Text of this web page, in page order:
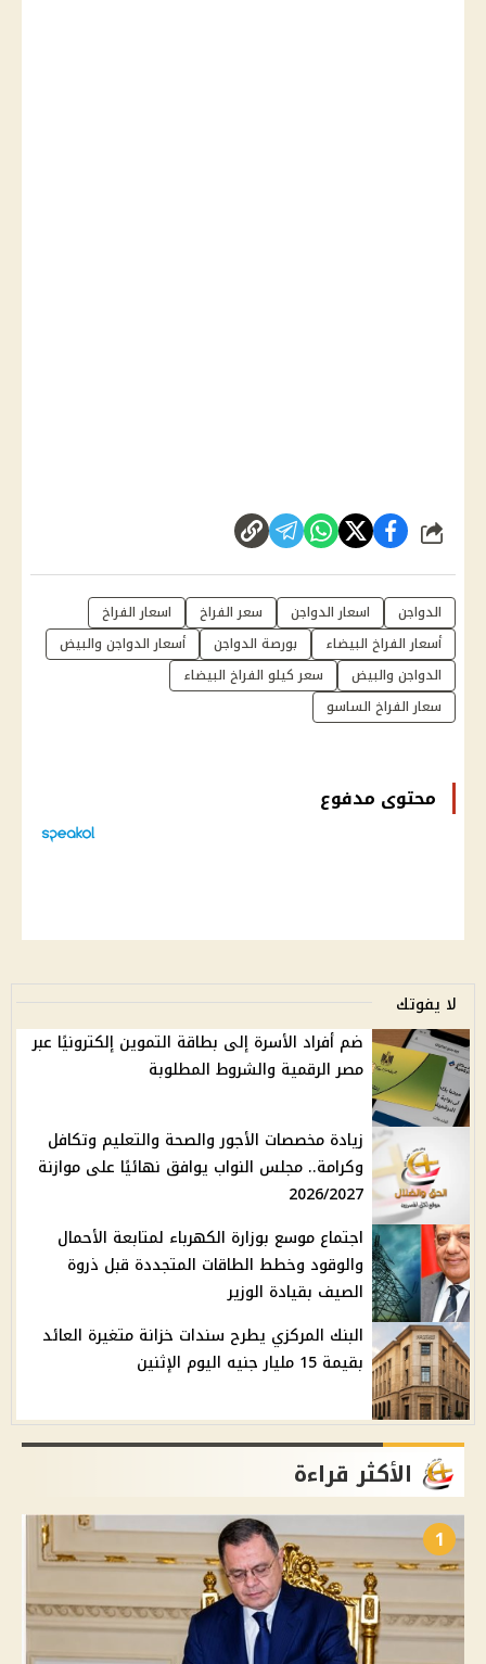
شارك
الدواجن اسعار الدواجن سعر الفراخ
اسعار الفراخ
أسعار الفراخ البيضاء
بورصة الدواجن
أسعار الدواجن والبيض
الدواجن والبيض
سعر كيلو الفراخ البيضاء
سعار الفراخ الساسو
محتوى مدفوع
لا يفوتك
ضم أفراد الأسرة إلى بطاقة التموين إلكترونيًا عبر
مصر الرقمية والشروط المطلوبة
زيادة مخصصات الأجور والصحة والتعليم وتكافل
وكرامة.. مجلس النواب يوافق نهائيًا على موازنة
2026/2027
اجتماع موسع بوزارة الكهرباء لمتابعة الأحمال
والوقود وخطط الطاقات المتجددة قبل ذروة
الصيف بقيادة الوزير
البنك المركزي يطرح سندات خزانة متغيرة العائد
بقيمة 15 مليار جنيه اليوم الإثنين
الأكثر قراءة
1